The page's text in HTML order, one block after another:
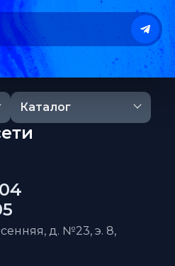
Каталог
д. №23, э. 8,